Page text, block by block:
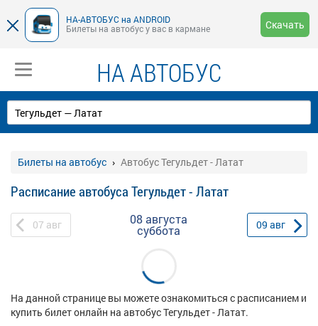
НА-АВТОБУС на ANDROID
Билеты на автобус у вас в кармане
Скачать
НА АВТОБУС
Билеты на автобус Автобус Тегульдет - Латат
Расписание автобуса Тегульдет - Латат
07 авг 08 августа
суббота 09 авг
На данной странице вы можете ознакомиться с расписанием и
купить билет онлайн на автобус Тегульдет - Латат.